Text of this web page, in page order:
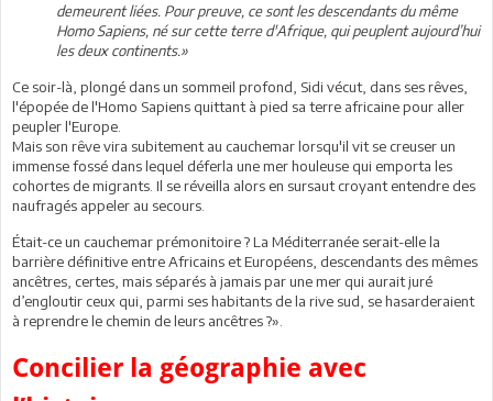
demeurent liées. Pour preuve, ce sont les descendants du même
Homo Sapiens, né sur cette terre d'Afrique, qui peuplent aujourd’hui
les deux continents.»
Ce soir-là, plongé dans un sommeil profond, Sidi vécut, dans ses rêves,
l'épopée de l'Homo Sapiens quittant à pied sa terre africaine pour aller
peupler l'Europe.
Mais son rêve vira subitement au cauchemar lorsqu'il vit se creuser un
immense fossé dans lequel déferla une mer houleuse qui emporta les
cohortes de migrants. Il se réveilla alors en sursaut croyant entendre des
naufragés appeler au secours.
Était-ce un cauchemar prémonitoire ? La Méditerranée serait-elle la
barrière définitive entre Africains et Européens, descendants des mêmes
ancêtres, certes, mais séparés à jamais par une mer qui aurait juré
d’engloutir ceux qui, parmi ses habitants de la rive sud, se hasarderaient
à reprendre le chemin de leurs ancêtres ?».
Concilier la géographie avec